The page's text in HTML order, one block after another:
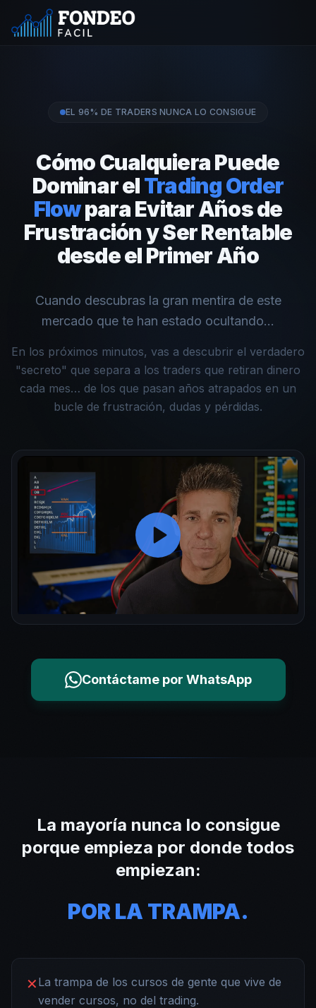
EL 96% DE TRADERS NUNCA LO CONSIGUE
Cómo Cualquiera Puede
Dominar elTrading Order
Flowpara Evitar Años de
Frustración y Ser Rentable
desde el Primer Año
Cuando descubras la gran mentira de este
mercado que te han estado ocultando…
En los próximos minutos, vas a descubrir el verdadero
"secreto" que separa a los traders que retiran dinero
cada mes… de los que pasan años atrapados en un
bucle de frustración, dudas y pérdidas.
Contáctame por WhatsApp
La mayoría nunca lo consigue
porque empieza por donde todos
empiezan:
POR LA TRAMPA.
✕ La trampa de los cursos de gente que vive de
vender cursos, no del trading.